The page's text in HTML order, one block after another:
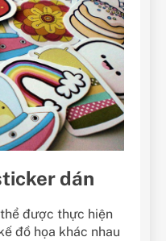
dán
được thực hiện
đồ họa khác nhau